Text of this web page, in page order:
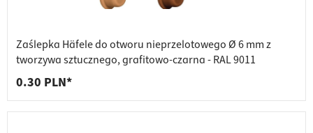
Zaślepka Häfele do otworu nieprzelotowego Ø 6 mm z
tworzywa sztucznego, grafitowo-czarna - RAL 9011
0.30 PLN*